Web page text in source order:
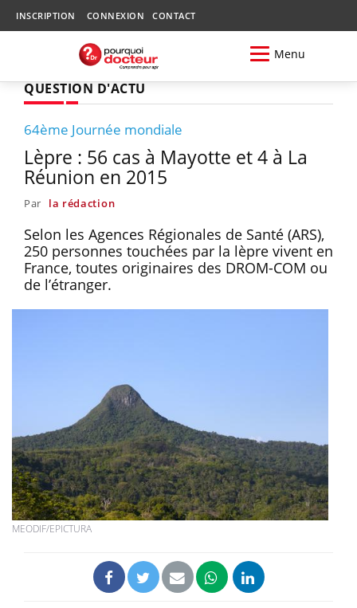
INSCRIPTION CONNEXION CONTACT
Menu
QUESTION D'ACTU
64ème Journée mondiale
Lèpre : 56 cas à Mayotte et 4 à La
Réunion en 2015
Par la rédaction
Selon les Agences Régionales de Santé (ARS),
250 personnes touchées par la lèpre vivent en
France, toutes originaires des DROM-COM ou
de l’étranger.
MEODIF/EPICTURA